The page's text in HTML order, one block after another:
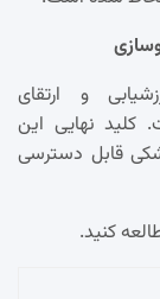
و ارتقای
کلید نهایی این
قابل دسترسی
کنید.